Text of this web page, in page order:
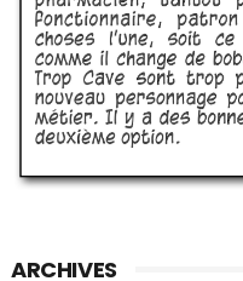
ARCHIVES